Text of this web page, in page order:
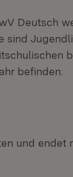
Deutsch
sind
befinden.
und endet